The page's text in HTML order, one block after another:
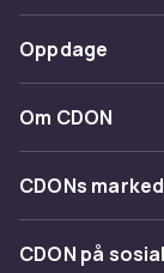
Spor pakke
Angre &
Kontakt oss
Betaling
Levering
Oppdage
Kategorier
Varemerker
Om CDON
Om oss
CDONs
Merchant
CDON på